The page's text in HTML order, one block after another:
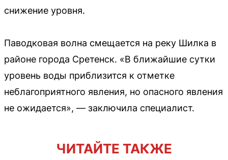
снижение уровня.
Паводковая волна смещается на реку Шилка в
районе города Сретенск. «В ближайшие сутки
уровень воды приблизится к отметке
неблагоприятного явления, но опасного явления
не ожидается», — заключила специалист.
ЧИТАЙТЕ ТАКЖЕ